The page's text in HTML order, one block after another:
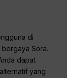
di
Sora.
dapat
yang